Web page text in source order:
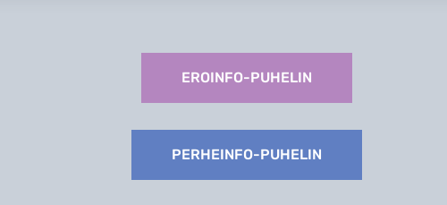
EROINFO-PUHELIN
PERHEINFO-PUHELIN